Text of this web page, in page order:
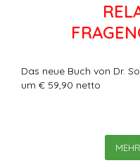
Das neue Buch von Dr.
um € 59,90 netto